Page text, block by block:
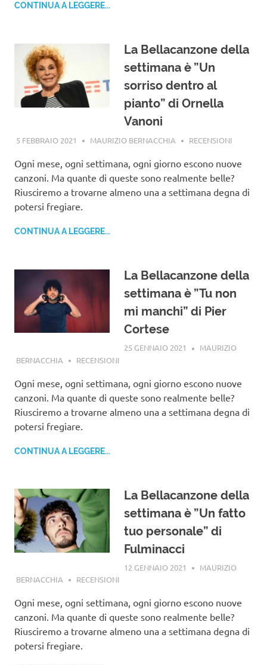
CONTINUA A LEGGERE...
La‌ ‌Bellacanzone‌ ‌della‌
‌settimana‌ ‌è‌ ‌”‌Un‌
‌sorriso‌ ‌dentro‌ ‌al‌
‌pianto”‌ ‌di‌ ‌Ornella‌
‌Vanoni‌ ‌
5 FEBBRAIO 2021 MAURIZIO BERNACCHIA RECENSIONI
Ogni mese, ogni settimana, ogni giorno escono nuove
canzoni. Ma quante di queste sono realmente belle?
Riusciremo a trovarne almeno una a settimana degna di
potersi fregiare.
CONTINUA A LEGGERE...
La Bellacanzone della
settimana è ”Tu non
mi manchi” di Pier
Cortese
25 GENNAIO 2021
MAURIZIO
BERNACCHIA
RECENSIONI
Ogni mese, ogni settimana, ogni giorno escono nuove
canzoni. Ma quante di queste sono realmente belle?
Riusciremo a trovarne almeno una a settimana degna di
potersi fregiare.
CONTINUA A LEGGERE...
La Bellacanzone della
settimana è ”Un fatto
tuo personale” di
Fulminacci
12 GENNAIO 2021
MAURIZIO
BERNACCHIA
RECENSIONI
Ogni mese, ogni settimana, ogni giorno escono nuove
canzoni. Ma quante di queste sono realmente belle?
Riusciremo a trovarne almeno una a settimana degna di
potersi fregiare.